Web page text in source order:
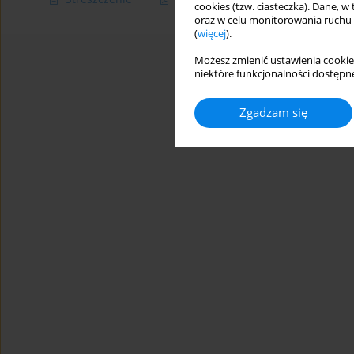
cookies (tzw. ciasteczka). Dane,
oraz w celu monitorowania
(więcej).
Możesz zmienić ustawienia
niektóre funkcjonalności
Zgadzam się